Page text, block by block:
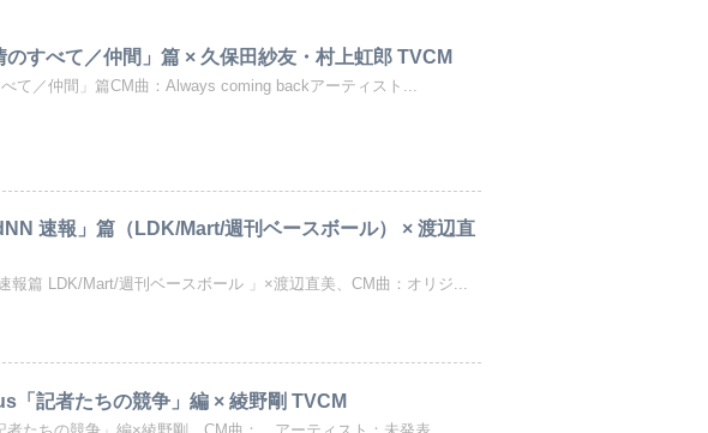
のすべて／仲間」篇 × 久保田紗友・村上虹郎 TVCM
て／仲間」篇CM曲：Always coming backアーティスト...
速報」篇（LDK/Mart/週刊ベースボール） × 渡辺直
報篇 LDK/Mart/週刊ベースボール 」×渡辺直美、CM曲：オリジ...
「記者たちの競争」編 × 綾野剛 TVCM